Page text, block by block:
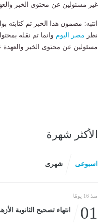
غير مسئولين عن محتوى الخبر
انتبه: مضمون هذا الخبر تم كتابته
نظر مصر اليوم وانما تم نقله
مسئولين عن محتوى الخبر والعهدة
الأكثر شهرة
اسبوعى شهرى
منذ 16 يومًا
01 انتهاء تصحيح الثانوية